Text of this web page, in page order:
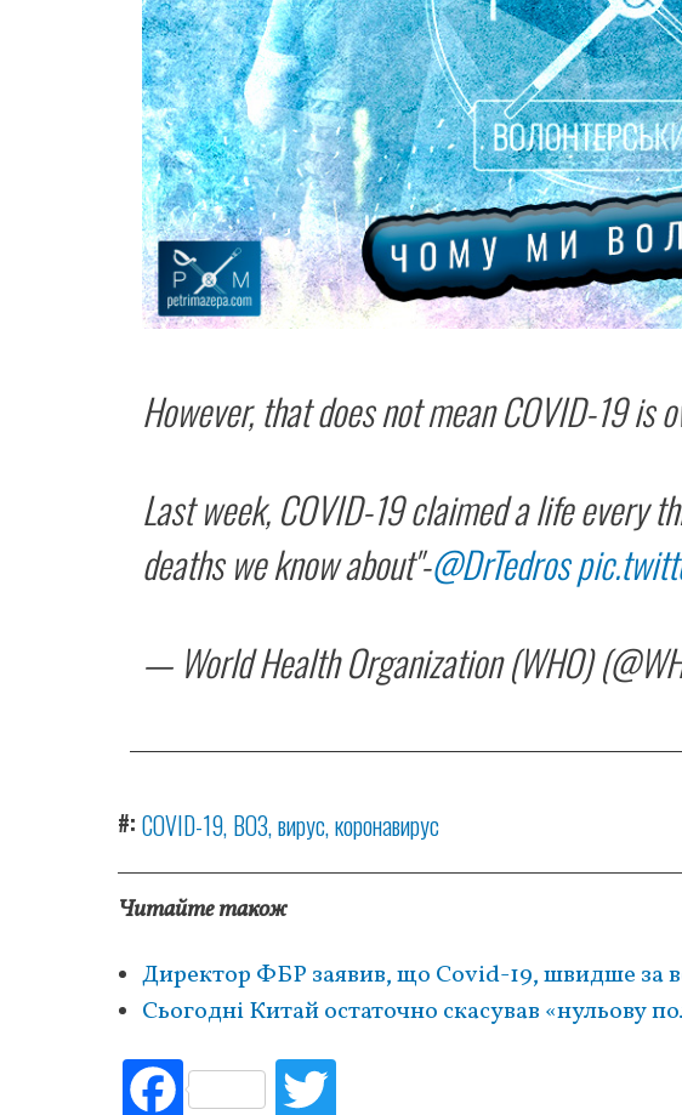
However, that does not mean COVID-19 is
Last week, COVID-19 claimed a life every
deaths we know about"-@DrTedros
— World Health Organization (WHO)
# COVID-19 ВОЗ вирус коронавирус
Читайте також
Директор ФБР заявив, що Covid-19, швидше за
Сьогодні Китай остаточно скасував «нульову
Fac